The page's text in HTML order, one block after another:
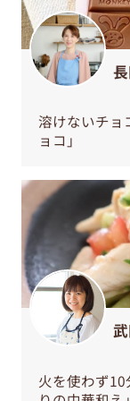
溶けないチョ
ョコ」
火を使わず